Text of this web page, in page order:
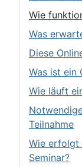
Wie
Was
Diese
Was ist ein
Wie läuft
Teilnahme
Wie erfolgt
Seminar?